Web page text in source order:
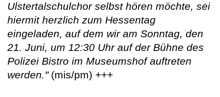
Ulstertalschulchor selbst hören möchte, sei
hiermit herzlich zum Hessentag
eingeladen, auf dem wir am Sonntag, den
21. Juni, um 12:30 Uhr auf der Bühne des
Polizei Bistro im Museumshof auftreten
werden."(mis/pm) +++